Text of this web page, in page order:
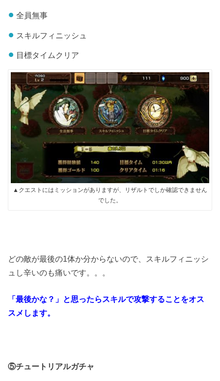
全員無事
スキルフィニッシュ
目標タイムクリア
▲クエストにはミッションがありますが、リザルトでしか確認できません
でした。
どの敵が最後の1体か分からないので、スキルフィニッシ
ュし辛いのも痛いです。。。
「最後かな？」と思ったらスキルで攻撃することをオス
スメします。
⑤チュートリアルガチャ